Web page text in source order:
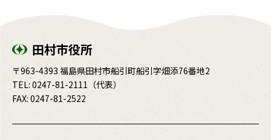
田村市役所
〒963-4393 福島県田村市船引町船引字畑添76番地2
TEL: 0247-81-2111 （代表）
FAX: 0247-81-2522